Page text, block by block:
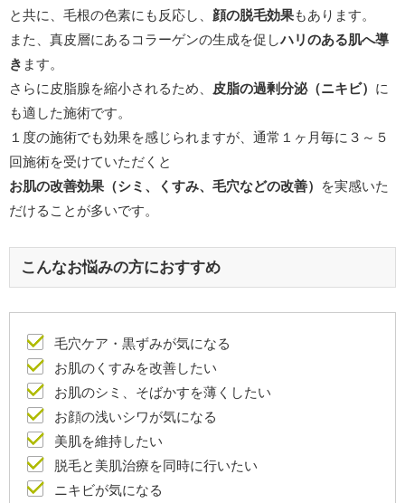
と共に、毛根の色素にも反応し、 顔の脱毛効果もあります。
また、真皮層にあるコラーゲンの生成を促しハリのある肌へ導
き ます。
さらに皮脂腺を縮小されるため、
皮脂の過剰分泌（ニキビ） に
も適した施術です。
１度の施術でも効果を感じられますが、通常１ヶ月毎に３～５
回施術を受けていただくと
お肌の改善効果（シミ、くすみ、毛穴などの改善） を実感いた
だけることが多いです。
こんなお悩みの方におすすめ
毛穴ケア・黒ずみが気になる
お肌のくすみを改善したい
お肌のシミ、そばかすを薄くしたい
お顔の浅いシワが気になる
美肌を維持したい
脱毛と美肌治療を同時に行いたい
ニキビが気になる